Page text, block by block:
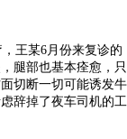
王某6月份来复诊的
腿部也基本痊愈，只
切断一切可能诱发牛
辞掉了夜车司机的工